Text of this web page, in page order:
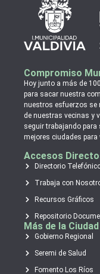
Compromiso
Hoy junto a más de
para sacar nuestra
nuestros esfuerzos se
de nuestras vecinas y
seguir trabajando para
mejores ciudades para
Accesos
Directorio
Trabaja con
Recursos Gráficos
Repositorio
Más de la Ciudad
Gobierno Regional
Seremi de Salud
Fomento Los Ríos